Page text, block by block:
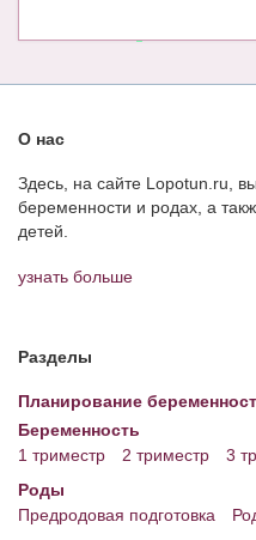
Календарь
Энциклопедия
Мамина энциклопедия
СЕРВИСЫ И ПРИЛОЖЕНИЯ
Сервис. Оценка роста и
О нас
Здесь, на сайте Lopotun.ru,
беременности и родах, а
детей.
узнать больше
Разделы
Планирование
Беременность
1 триместр
2 триместр
3
Роды
Предродовая подготовка